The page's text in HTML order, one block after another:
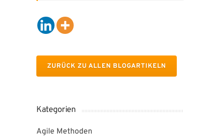
ZURÜCK ZU ALLEN BLOGARTIKELN
Kategorien
Agile Methoden